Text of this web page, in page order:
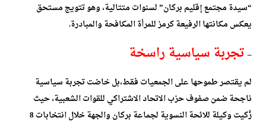
“سيدة مجتمع إقليم بركان” لسنوات متتالية، وهو تتويج مستحق
يعكس مكانتها الرفيعة كرمز للمرأة المكافحة والمبادرة.
–تجربة سياسية راسخة
لم يقتصر طموحها على الجمعيات فقط،بل خاضت تجربة سياسية
ناجحة ضمن صفوف حزب الاتحاد الاشتراكي للقوات الشعبية، حيث
زُكيت وكيلة للائحة النسوية لجماعة بركان والجهة خلال انتخابات 8